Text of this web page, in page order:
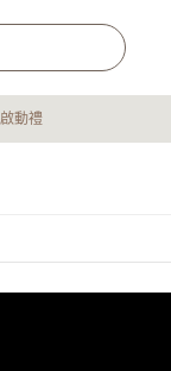
動禮